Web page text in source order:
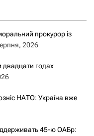
прокурор із
2026
двадцати годах
НАТО: Україна вже
45-ю ОАБр: